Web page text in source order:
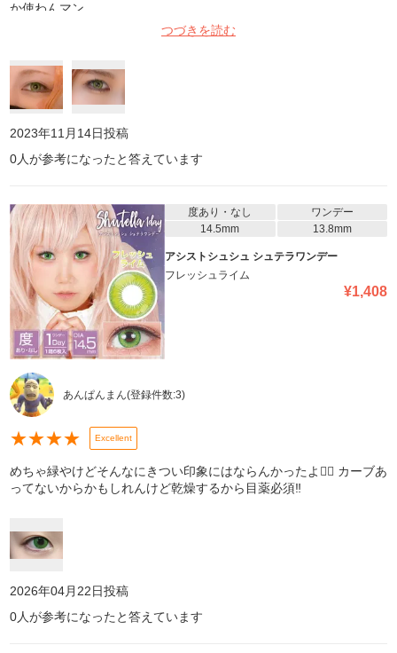
か使わんマン
つづきを読む
2023年11月14日投稿
0人が参考になったと答えています
度あり・なし
ワンデー
14.5mm
13.8mm
アシストシュシュ シュテラワンデー
フレッシュライム
¥1,408
あんぱんまん(登録件数:3)
★★★★ Excellent
めちゃ緑やけどそんなにきつい印象にはならんかったよ👍🏻 カーブあ
ってないからかもしれんけど乾燥するから目薬必須‼️
2026年04月22日投稿
0人が参考になったと答えています